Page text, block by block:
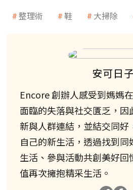
整理術 鞋 大掃除
安可日
Encore 創辦人感受到媽媽
面臨的失落與社交匱乏，因
新與人群連結，並結交同好
自己的新生活，透過找到
生活、參與活動共創美好回
值再次擁抱精采生活。